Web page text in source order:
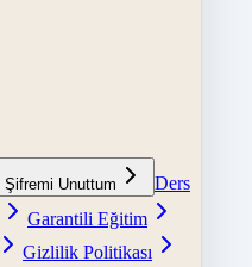
Şifremi Unuttum
Ders
Garantili Eğitim
Gizlilik Politikası